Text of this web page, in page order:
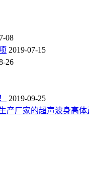
08
2019-07-15
26
2019-09-25
产厂家的超声波身高体